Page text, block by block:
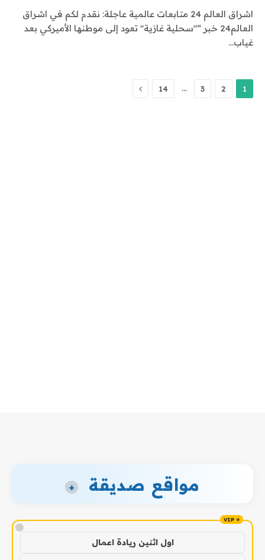
اشراق العالم 24 متابعات عالمية عاجلة: نقدم لكم في اشراق
العالم24 خبر “"سحلية غازية" تعود إلى موطنها الأميركي بعد
غياب…
1
2
3
…
14 التالي
مواقع صديقة +
!
اول اثنين ريادة اعمال